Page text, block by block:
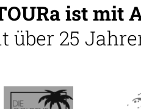
ist mit
über 25